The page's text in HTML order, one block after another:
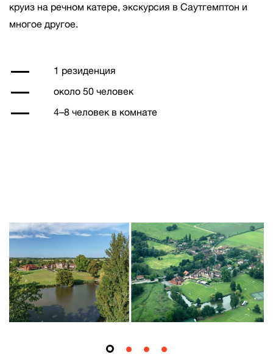
круиз на речном катере, экскурсия в Саутгемптон и
многое другое.
1 резиденция
около 50 человек
4–8 человек в комнате